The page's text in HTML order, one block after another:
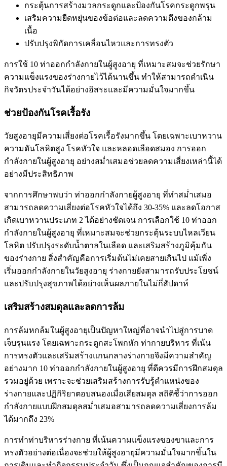
กระตุ้นการสร้างมวลกระดูกและป้องกันโรคกระดูกพรุน
เสริมความยืดหยุ่นของข้อต่อและลดความตึงของกล้าม
เนื้อ
ปรับปรุงพิกัดการเคลื่อนไหวและการทรงตัว
การใช้ 10 ท่าออกกำลังกายในผู้สูงอายุ ที่เหมาะสมจะช่วยรักษา
ความแข็งแรงของร่างกายไว้ได้นานขึ้น ทำให้สามารถดำเนิน
กิจวัตรประจำวันได้อย่างอิสระและมีความมั่นใจมากขึ้น
ช่วยป้องกันโรคเรื้อรัง
วัยสูงอายุมีความเสี่ยงต่อโรคเรื้อรังมากขึ้น โดยเฉพาะเบาหวาน
ความดันโลหิตสูง โรคหัวใจ และหลอดเลือดสมอง การออก
กำลังกายในผู้สูงอายุ อย่างสม่ำเสมอช่วยลดความเสี่ยงเหล่านี้ได้
อย่างมีประสิทธิภาพ
จากการศึกษาพบว่า ท่าออกกำลังกายผู้สูงอายุ ที่ทำสม่ำเสมอ
สามารถลดความเสี่ยงต่อโรคหัวใจได้ถึง 30-35% และลดโอกาส
เกิดเบาหวานประเภท 2 ได้อย่างชัดเจน การเลือกใช้ 10 ท่าออก
กำลังกายในผู้สูงอายุ ที่เหมาะสมจะช่วยกระตุ้นระบบไหลเวียน
โลหิต ปรับปรุงระดับน้ำตาลในเลือด และเสริมสร้างภูมิคุ้มกัน
ของร่างกาย สิ่งสำคัญคือการเริ่มต้นไม่เคยสายเกินไป แม้เพิ่ง
เริ่มออกกำลังกายในวัยสูงอายุ ร่างกายยังสามารถรับประโยชน์
และปรับปรุงสุขภาพได้อย่างเห็นผลภายในไม่กี่สัปดาห์
เสริมสร้างสมดุลและลดการล้ม
การล้มหกล้มในผู้สูงอายุเป็นปัญหาใหญ่ที่อาจนำไปสู่การบาด
เจ็บรุนแรง โดยเฉพาะกระดูกสะโพกหัก ท่ากายบริหาร ที่เน้น
การทรงตัวและเสริมสร้างแกนกลางร่างกายจึงมีความสำคัญ
อย่างมาก 10 ท่าออกกำลังกายในผู้สูงอายุ ที่ดีควรมีการฝึกสมดุล
รวมอยู่ด้วย เพราะจะช่วยเสริมสร้างการรับรู้ตำแหน่งของ
ร่างกายและปฏิกิริยาตอบสนองเมื่อเสียสมดุล สถิติชี้ว่าการออก
กำลังกายแบบฝึกสมดุลสม่ำเสมอสามารถลดความเสี่ยงการล้ม
ได้มากถึง 23%
การทำท่าบริหารร่างกาย ที่เน้นความแข็งแรงของขาและการ
ทรงตัวอย่างต่อเนื่องจะช่วยให้ผู้สูงอายุมีความมั่นใจมากขึ้นใน